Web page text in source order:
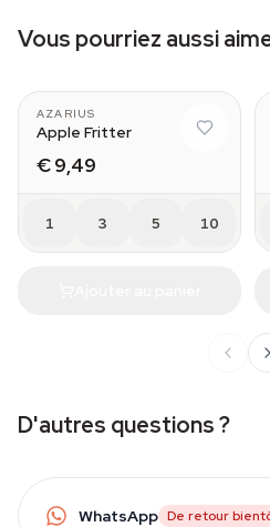
Vous pourriez aussi
AZARIUS
Apple Fritter
€ 9,49
1 3 5 10
D'autres questions ?
WhatsApp De retour